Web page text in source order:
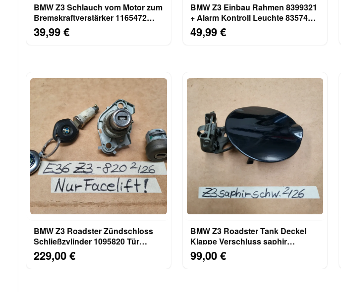
BMW Z3 Schlauch vom Motor zum
Bremskraftverstärker 1165472
Schlauchkrümmer
39,99 €
BMW Z3 Einbau Rahmen 8399321
+ Alarm Kontroll Leuchte 8357417
+Blende 2492136
49,99 €
BMW Z3 Roadster Zündschloss
Schließzylinder 1095820 Tür
Schloss + Schlüssel
229,00 €
BMW Z3 Roadster Tank Deckel
Klappe Verschluss saphir
Schwarz metallic
99,00 €